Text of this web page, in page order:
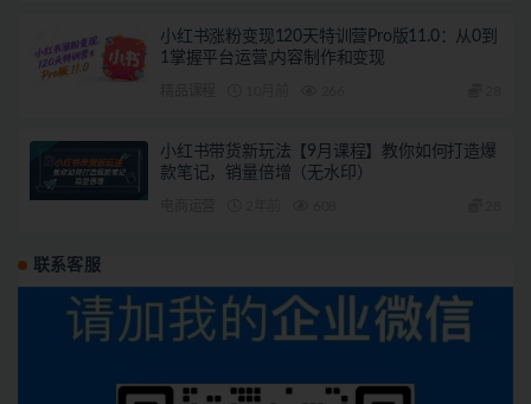
小红书涨粉变现120天特训营Pro版11.0：从0到
1掌握平台运营,内容制作和变现
小红书带货新玩法【9月课程】教你如何打造爆
款笔记，销量倍增（无水印）
联系客服